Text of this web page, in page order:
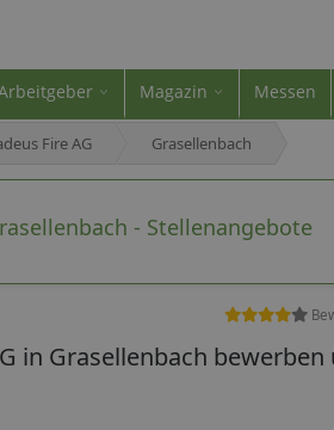
Magazin Messen
Fire AG Grasellenbach
- Stellenangebote
in Grasellenbach